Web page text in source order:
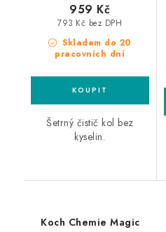
Skladem do 20
pracovních dní
793 Kč bez DPH
959 Kč
Šetrný čistič kol bez
kyselin.
Koch Chemie Magic